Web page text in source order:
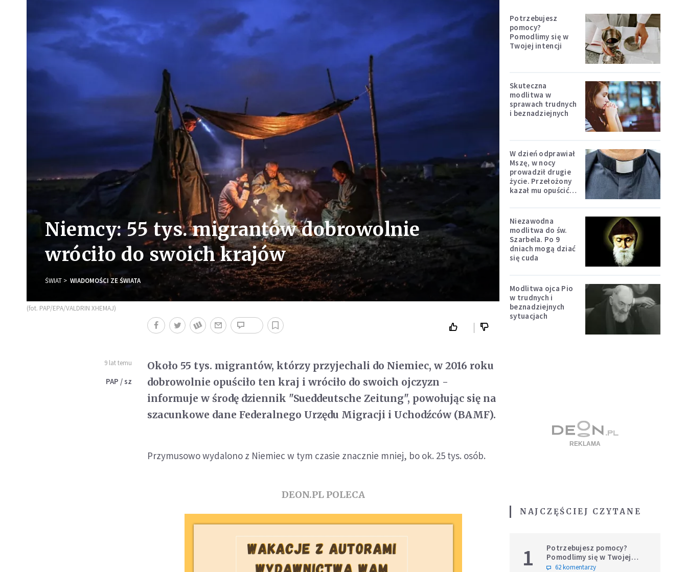
Niemcy: 55 tys. migrantów dobrowolnie
wróciło do swoich krajów
ŚWIAT WIADOMOŚCI ZE ŚWIATA
(fot. PAP/EPA/VALDRIN XHEMAJ)
9 lat temu
PAP / sz
Około 55 tys. migrantów, którzy przyjechali do Niemiec, w 2016 roku
dobrowolnie opuściło ten kraj i wróciło do swoich ojczyzn -
informuje w środę dziennik "Sueddeutsche Zeitung", powołując się na
szacunkowe dane Federalnego Urzędu Migracji i Uchodźców (BAMF).
Przymusowo wydalono z Niemiec w tym czasie znacznie mniej, bo ok. 25 tys. osób.
DEON.PL POLECA
Potrzebujesz
pomocy?
Pomodlimy się w
Twojej intencji
Skuteczna
modlitwa w
sprawach trudnych
i beznadziejnych
W dzień odprawiał
Mszę, w nocy
prowadził drugie
życie. Przełożony
kazał mu opuścić
Niezawodna
modlitwa do św.
Szarbela. Po 9
dniach mogą dziać
się cuda
Modlitwa ojca Pio
w trudnych i
beznadziejnych
sytuacjach
NAJCZĘŚCIEJ CZYTANE
1
Potrzebujesz pomocy?
Pomodlimy się w Twojej
intencji
62 komentarzy